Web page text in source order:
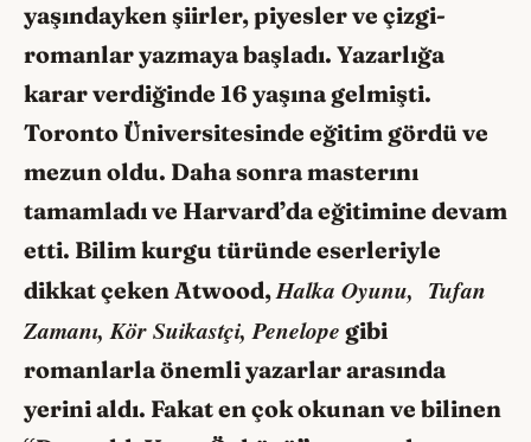
yaşındayken şiirler, piyesler ve çizgi-
romanlar yazmaya başladı. Yazarlığa
karar verdiğinde 16 yaşına gelmişti.
Toronto Üniversitesinde eğitim gördü ve
mezun oldu. Daha sonra masterını
tamamladı ve Harvard’da eğitimine devam
etti. Bilim kurgu türünde eserleriyle
dikkat çeken Atwood,Halka Oyunu, Tufan
Zamanı, Kör Suikastçi, Penelope gibi
romanlarla önemli yazarlar arasında
yerini aldı. Fakat en çok okunan ve bilinen